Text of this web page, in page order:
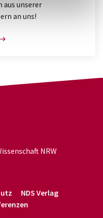
aus unserer
an uns!
NRW
NDS Verlag